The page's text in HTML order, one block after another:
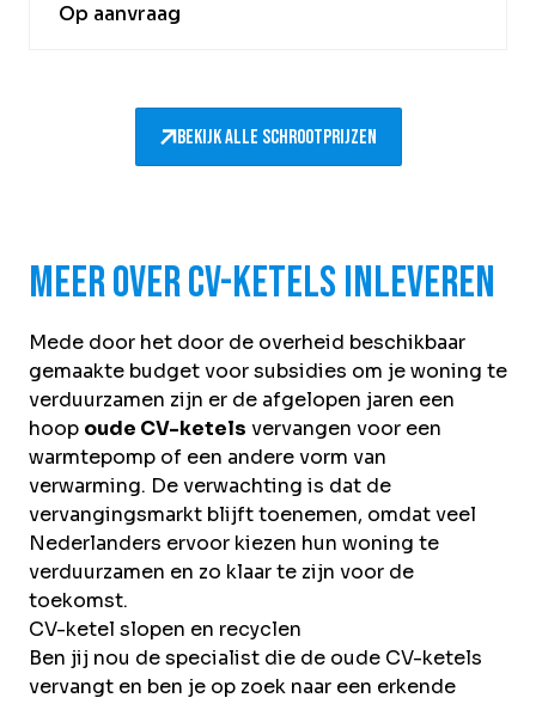
Op aanvraag
Bekijk alle schrootprijzen
Meer over CV-ketels inleveren
Mede door het door de overheid beschikbaar
gemaakte budget voor subsidies om je woning te
verduurzamen zijn er de afgelopen jaren een
hoop oude CV-ketels vervangen voor een
warmtepomp of een andere vorm van
verwarming. De verwachting is dat de
vervangingsmarkt blijft toenemen, omdat veel
Nederlanders ervoor kiezen hun woning te
verduurzamen en zo klaar te zijn voor de
toekomst.
CV-ketel slopen en recyclen
Ben jij nou de specialist die de oude CV-ketels
vervangt en ben je op zoek naar een erkende